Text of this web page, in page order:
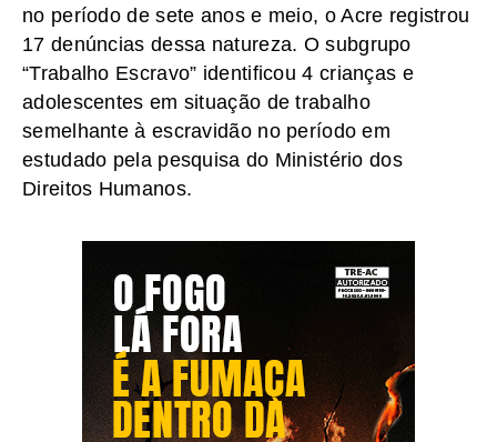
no período de sete anos e meio, o Acre registrou
17 denúncias dessa natureza. O subgrupo
“Trabalho Escravo” identificou 4 crianças e
adolescentes em situação de trabalho
semelhante à escravidão no período em
estudado pela pesquisa do Ministério dos
Direitos Humanos.